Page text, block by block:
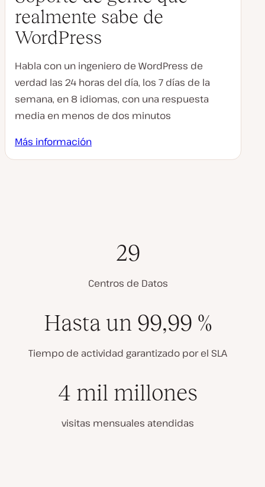
realmente sabe de
WordPress
Habla con un ingeniero de WordPress de
verdad las 24 horas del día, los 7 días de la
semana, en 8 idiomas, con una respuesta
media en menos de dos minutos
Más información
29
Centros de Datos
Hasta un 99,99 %
Tiempo de actividad garantizado por el SLA
4 mil millones
visitas mensuales atendidas